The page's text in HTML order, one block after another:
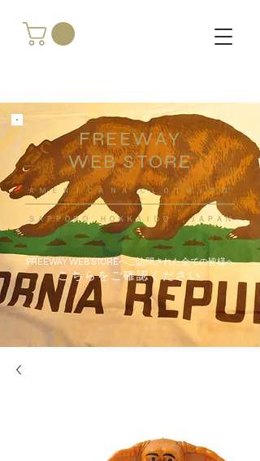
FREEWAY
WEB STORE
​ＡＭＥＲＩＣＡＮＡ ＣＬＯＴＨＩＮＧ
ＳＡＰＰＯＲＯ ＨＯＫＫＡＩＤＯ ，ＪＡＰＡＮ
FREEWAY WEB STOREへご訪問された全ての皆様へ
こちらをご確認ください